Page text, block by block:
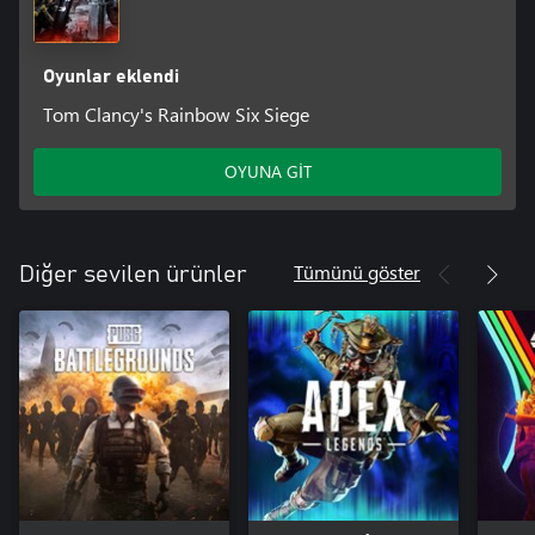
Oyuna erişim ücretsizdir; rekabetçi oyun modları, operatörler ve
kozmetikler dâhil olmak üzere belirli özellikleri açmak için ödeme
yapılması gerekir.
Oyunlar eklendi
Tom Clancy's Rainbow Six Siege
OYUNA GİT
Diğer sevilen ürünler Tümünü göster